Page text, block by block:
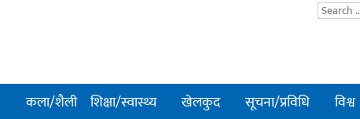
कला/शैली शिक्षा/स्वास्थ्य खेलकुद सूचना/प्रविधि विश्व